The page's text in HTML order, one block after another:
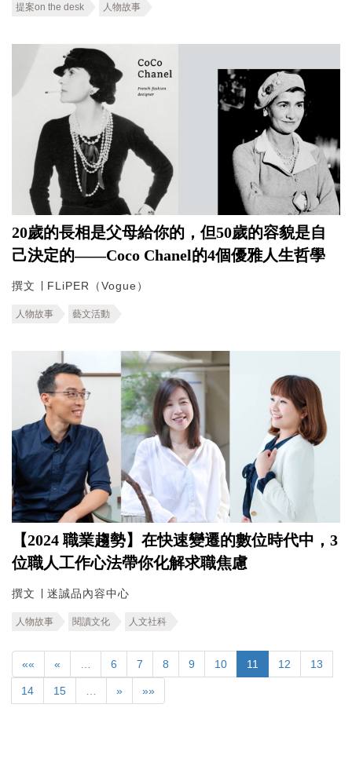
提案on the desk 人物故事
20歲的長相是父母給你的，但50歲的容貌是自
己決定的——Coco Chanel的4個優雅人生哲學
撰文 ∣ FLiPER（Vogue）
人物故事 藝文活動
【2024 職業趨勢】在快速變遷的數位時代中，3
位職人工作心法帶你化解求職焦慮
撰文 ∣ 迷誠品內容中心
人物故事 閱讀文化 人文社科
«« « 6 7 8 9 10 11 12 13
14 15 » »»